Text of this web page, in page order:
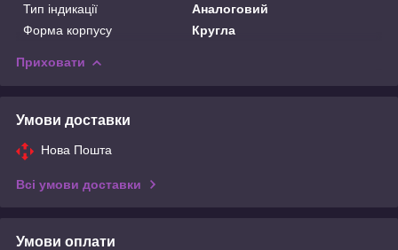
Тип індикації
Аналоговий
Форма корпусу
Кругла
Приховати
Умови доставки
Нова Пошта
Всі умови доставки
Умови оплати